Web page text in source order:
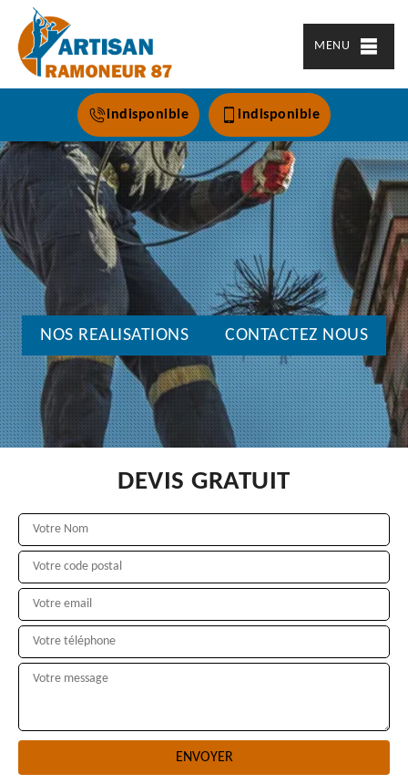
MENU
indisponible indisponible
NOS REALISATIONS CONTACTEZ NOUS
DEVIS GRATUIT